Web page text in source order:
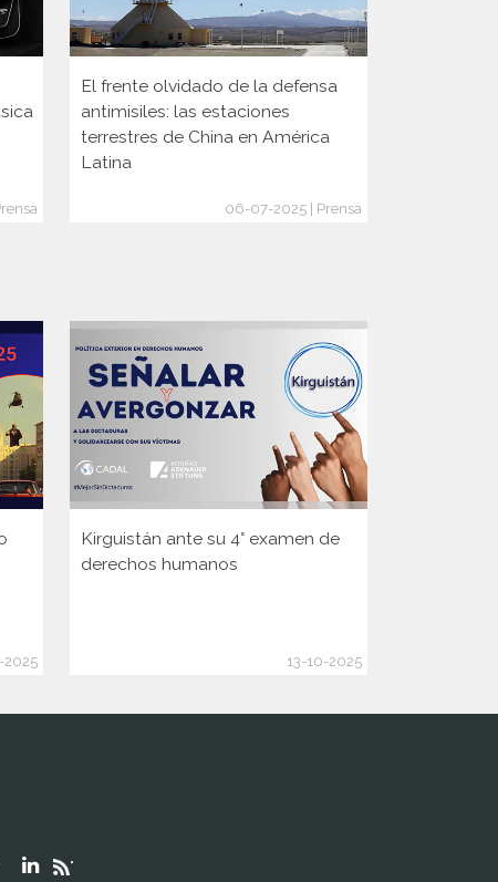
El frente olvidado de la defensa
antimisiles: las estaciones
terrestres de China en América
Latina
06-07-2025 | Prensa
2025
Kirguistán ante su 4° examen de
derechos humanos
13-10-2025
"